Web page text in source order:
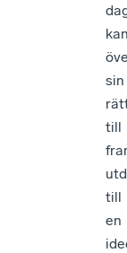
sin
till
till
en